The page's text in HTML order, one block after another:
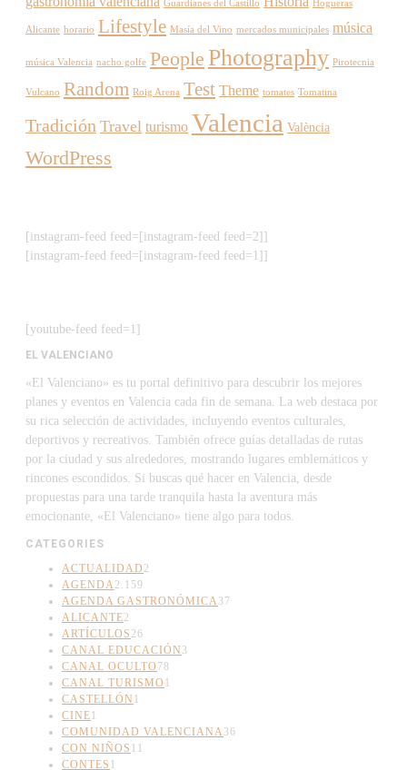
Guardianes del Castillo Hogueras
Alicante horario Lifestyle Masía del Vino mercados municipales música
música Valencia nacho golfe People Photography Pirotecnia
Vulcano Random Roig Arena Test Theme tomates Tomatina
Tradición Travel turismo Valencia València
WordPress
[instagram-feed feed=[instagram-feed feed=2]]
[instagram-feed feed=[instagram-feed feed=1]]
[youtube-feed feed=1]
EL VALENCIANO
«El Valenciano» es tu portal definitivo para descubrir los mejores
planes y eventos en Valencia cada fin de semana. La web destaca por
su rica selección de actividades, incluyendo eventos culturales,
deportivos y recreativos. También ofrece guías detalladas de rutas
por la ciudad y sus alrededores, mostrando lugares emblemáticos y
rincones escondidos. Si buscas qué hacer en Valencia, desde
propuestas para una tarde tranquila hasta la aventura más
emocionante, «El Valenciano» tiene algo para todos.
CATEGORIES
ACTUALIDAD 2
AGENDA2.159
AGENDA GASTRONÓMICA37
ALICANTE2
ARTÍCULOS 26
CANAL EDUCACIÓN 3
CANAL OCULTO 78
CANAL TURISMO 1
CASTELLÓN 1
CINE1
COMUNIDAD VALENCIANA36
CON NIÑOS 11
CONTES 1